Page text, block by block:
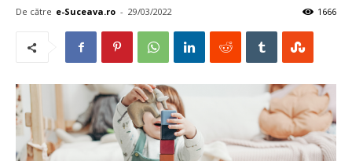
De către e-Suceava.ro - 29/03/2022 1666